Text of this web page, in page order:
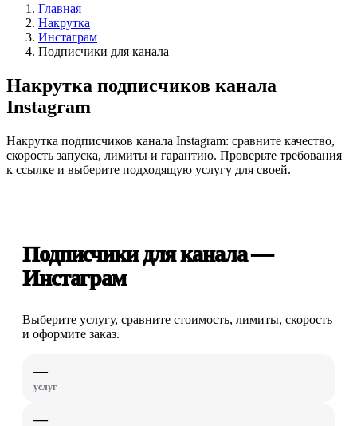
Главная
Накрутка
Инстаграм
Подписчики для канала
Накрутка подписчиков канала
Instagram
Накрутка подписчиков канала Instagram: сравните качество,
скорость запуска, лимиты и гарантию. Проверьте требования
к ссылке и выберите подходящую услугу для своей.
Подписчики для канала —
Инстаграм
Выберите услугу, сравните стоимость, лимиты, скорость
и оформите заказ.
—
услуг
—